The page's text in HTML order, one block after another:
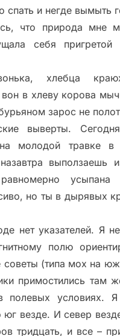
спать и негде вымыть
что природа мне
себя пригретой
хлебца
в хлеву корова
зарос не
выверты.
молодой травке в
выползаешь
усыпана
но ты в дырявых
нет указателей. Я
полю
(типа мох на
примостились там
условиях. Я
юг везде. И север
тридцать, и все –